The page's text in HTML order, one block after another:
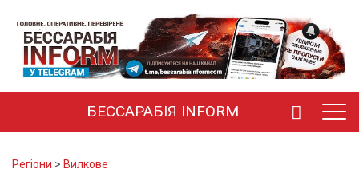
БЕССАРАБІЯ INFORM
Регіони > Вилкове